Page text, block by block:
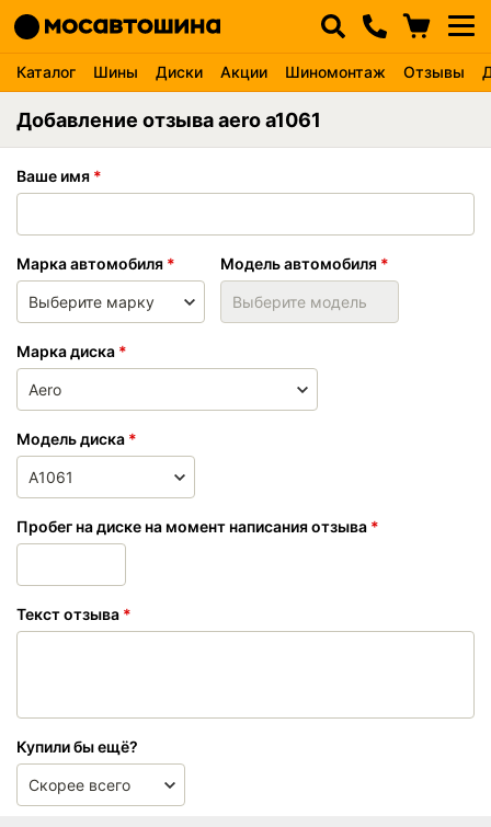
Каталог Шины Диски Акции Шиномонтаж Отзывы
Добавление отзыва aero a1061
Ваше имя
Марка автомобиля Модель автомобиля
Марка диска
Модель диска
Пробег на диске на момент написания отзыва
Текст отзыва
Купили бы ещё?